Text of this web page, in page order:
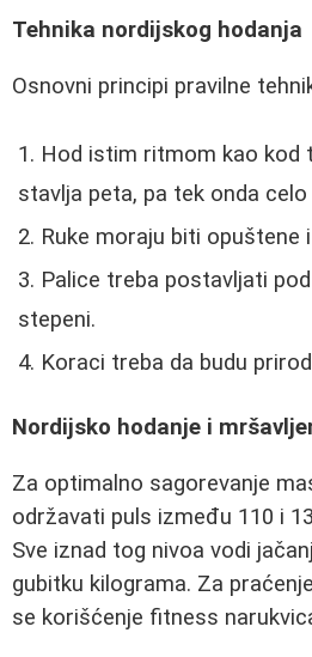
Tehnika nordijskog hodanja
Osnovni principi pravilne
Hod istim ritmom kao kod
stavlja peta, pa tek onda
Ruke moraju biti opuštene
Palice treba postavljati
stepeni.
Koraci treba da budu
Nordijsko hodanje i
Za optimalno sagorevanje
održavati puls između 110 i
Sve iznad tog nivoa vodi
gubitku kilograma. Za
se korišćenje fitness